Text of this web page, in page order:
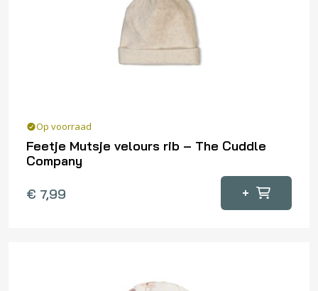
Op voorraad
Feetje Mutsje velours rib – The Cuddle
Company
€ 7,99 +